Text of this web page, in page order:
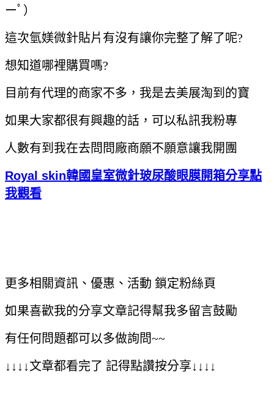
ーﾟ）
這次氫媄微針貼片有沒有讓你完整了解了呢?
想知道哪裡購買嗎?
目前有代理的商家不多，我是去美展淘到的寶
如果大家都很有興趣的話，可以私訊我粉專
人數有到我在去問問廠商願不願意讓我開團
Royal skin韓國皇室微針玻尿酸眼膜開箱分享點
我觀看
更多相關資訊、優惠、活動 鎖定粉絲頁
如果喜歡我的分享文章記得幫我多留言鼓勵
有任何問題都可以多做詢問~~
↓↓↓↓文章都看完了 記得點讚按分享↓↓↓↓